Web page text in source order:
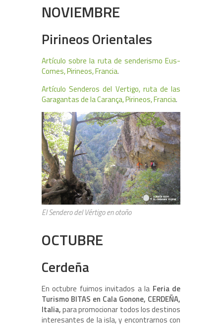
NOVIEMBRE
Pirineos Orientales
Artículo sobre la ruta de senderismo Eus-
Comes, Pirineos, Francia.
Artículo Senderos del Vertigo, ruta de las
Garagantas de la Carança, Pirineos, Francia.
El Sendero del Vértigo en otoño
OCTUBRE
Cerdeña
En octubre fuimos invitados a la Feria de
Turismo BITAS en Cala Gonone, CERDEÑA,
Italia,para promocionar todos los destinos
interesantes de la isla, y encontrarnos con